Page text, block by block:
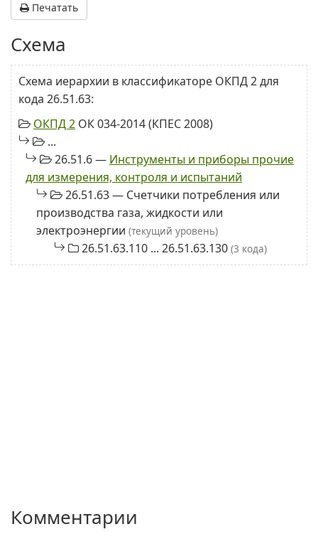
Печатать
Схема
Схема иерархии в классификаторе ОКПД 2 для
кода 26.51.63:
ОКПД 2 ОК 034-2014 (КПЕС 2008)
...
26.51.6 — Инструменты и приборы прочие
для измерения, контроля и испытаний
26.51.63 — Счетчики потребления или
производства газа, жидкости или
электроэнергии (текущий уровень)
26.51.63.110 ... 26.51.63.130 (3 кода)
Комментарии